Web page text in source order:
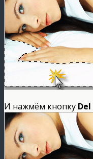
И нажмём кнопку Del